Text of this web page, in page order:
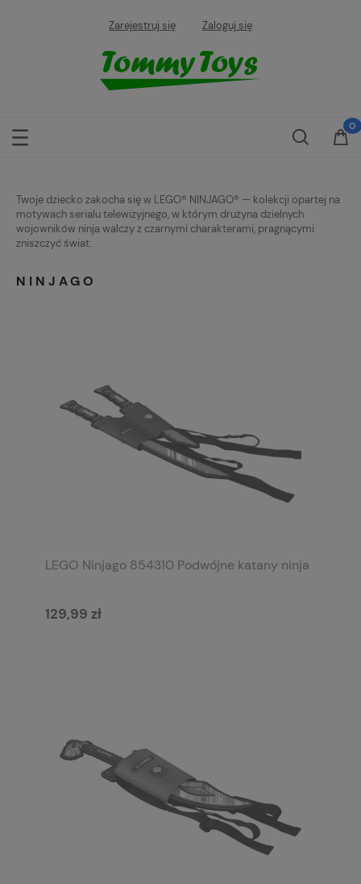
Zarejestruj się Zaloguj się
Twoje dziecko zakocha się w LEGO® NINJAGO® — kolekcji opartej na
motywach serialu telewizyjnego, w którym drużyna dzielnych
wojowników ninja walczy z czarnymi charakterami, pragnącymi
zniszczyć świat.
NINJAGO
LEGO Ninjago 854310 Podwójne katany ninja
129,99 zł